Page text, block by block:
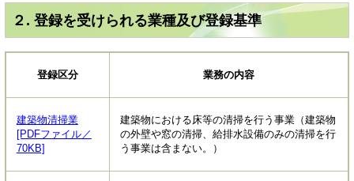
２. 登録を受けられる業種及び登録基準
登録区分 業務の内容
建築物清掃業
[PDFファイル／
70KB]
建築物における床等の清掃を行う事業（建築物
の外壁や窓の清掃、給排水設備のみの清掃を行
う事業は含まない。）